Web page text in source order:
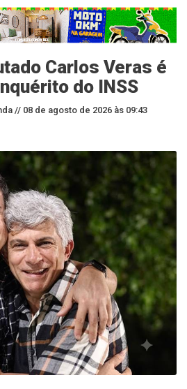
Carlos Veras é
do INSS
// 08 de agosto de 2026 às 09:43